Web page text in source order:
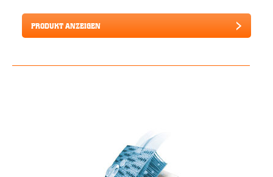
PRODUKT ANZEIGEN